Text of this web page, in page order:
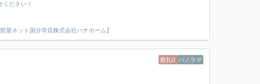
ださい！
屋ネット国分寺店株式会社ハナホーム】
敷礼0 パノラマ